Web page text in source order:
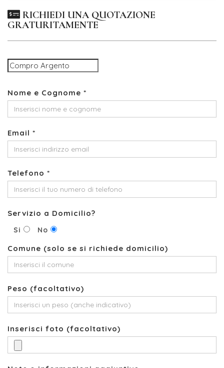
RICHIEDI UNA QUOTAZIONE
GRATURITAMENTE
Nome e Cognome *
Email *
Telefono *
Servizio a Domicilio?
Si No
Comune (solo se si richiede domicilio)
Peso (facoltativo)
Inserisci foto (facoltativo)